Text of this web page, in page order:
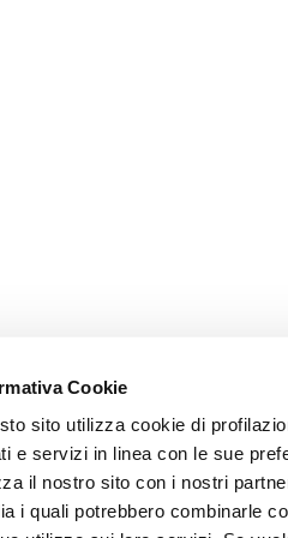
Cookie
sito utilizza cookie di
e servizi in linea con le sue
il nostro sito con i nostri
i quali potrebbero combinarle